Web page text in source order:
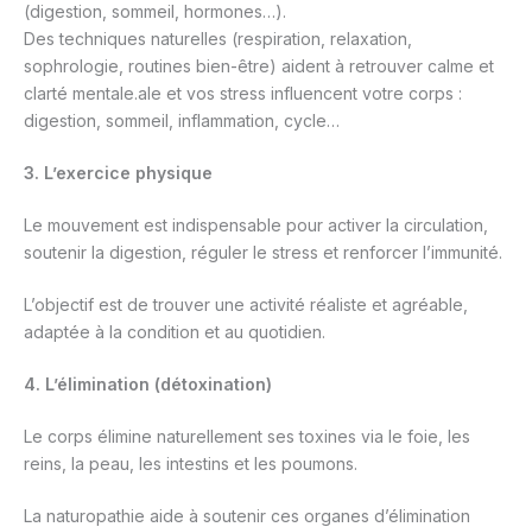
(digestion, sommeil, hormones…).
Des techniques naturelles (respiration, relaxation,
sophrologie, routines bien-être) aident à retrouver calme et
clarté mentale.ale et vos stress influencent votre corps :
digestion, sommeil, inflammation, cycle…
3. L’exercice physique
Le mouvement est indispensable pour activer la circulation,
soutenir la digestion, réguler le stress et renforcer l’immunité.
L’objectif est de trouver une activité réaliste et agréable,
adaptée à la condition et au quotidien.
4. L’élimination (détoxination)
Le corps élimine naturellement ses toxines via le foie, les
reins, la peau, les intestins et les poumons.
La naturopathie aide à soutenir ces organes d’élimination